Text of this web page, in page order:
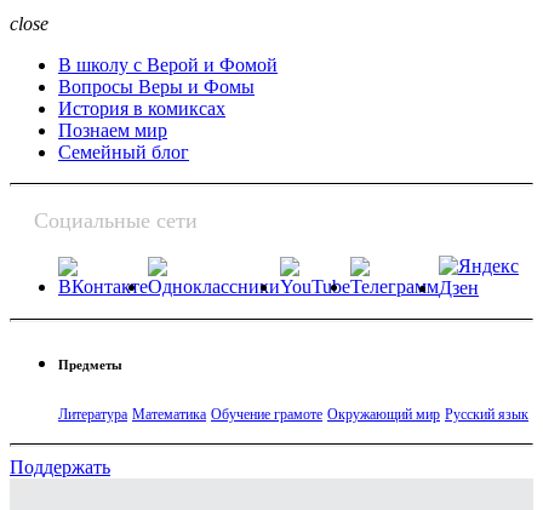
close
В школу с Верой и Фомой
Вопросы Веры и Фомы
История в комиксах
Познаем мир
Семейный блог
Социальные сети
Предметы
Литература Математика Обучение грамоте Окружающий мир Русский язык
Поддержать